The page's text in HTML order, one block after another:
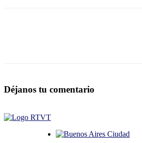
Déjanos tu comentario